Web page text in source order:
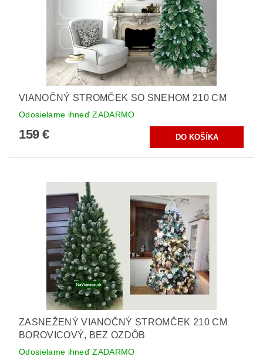
VIANOČNÝ STROMČEK SO SNEHOM 210 CM
Odosielame ihneď ZADARMO
159 €
ZASNEŽENÝ VIANOČNÝ STROMČEK 210 CM
BOROVICOVÝ, BEZ OZDÔB
Odosielame ihneď ZADARMO